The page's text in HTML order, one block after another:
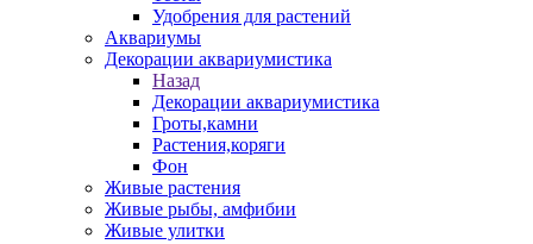
Удобрения для растений
Аквариумы
Декорации аквариумистика
Назад
Декорации аквариумистика
Гроты,камни
Растения,коряги
Фон
Живые растения
Живые рыбы, амфибии
Живые улитки